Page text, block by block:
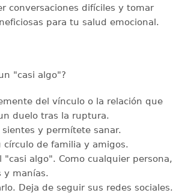
conversaciones difíciles y tomar
para tu salud emocional.
"casi algo"?
del vínculo o la relación que
duelo tras la ruptura.
y permítete sanar.
círculo de familia y amigos.
"casi algo". Como cualquier persona,
y manías.
Deja de seguir sus redes sociales.